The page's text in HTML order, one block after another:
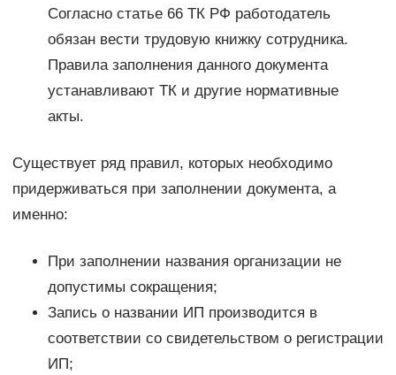
Согласно статье 66 ТК РФ работодатель
обязан вести трудовую книжку сотрудника.
Правила заполнения данного документа
устанавливают ТК и другие нормативные
акты.
Существует ряд правил, которых необходимо
придерживаться при заполнении документа, а
именно:
При заполнении названия организации не
допустимы сокращения;
Запись о названии ИП производится в
соответствии со свидетельством о регистрации
ИП;